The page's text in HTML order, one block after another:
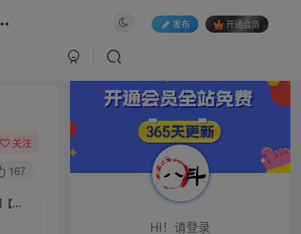
发布 开通会员
关注
167
（6430期）老人特效短视频创作教程，一个月涨粉5w粉丝秘诀 新手0基础学习【全套教程】
HI！请登录